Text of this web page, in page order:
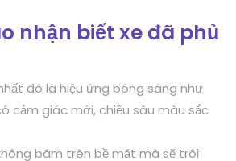
nhận biết xe đã phủ
đó là hiệu ứng bóng sáng như
cảm giác mới, chiều sâu màu sắc
bám trên bề mặt mà sẽ trôi